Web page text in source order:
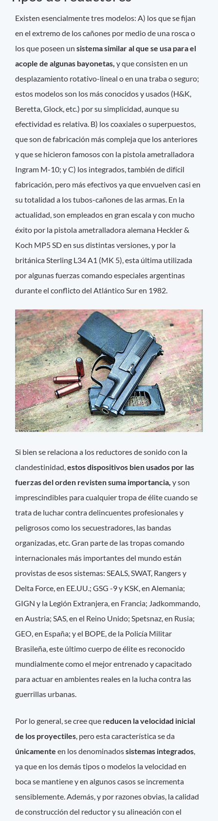
Existen esencialmente tres modelos: A) los que se fijan
en el extremo de los cañones por medio de una rosca o
los que poseen un sistema similar al que se usa para el
acople de algunas bayonetas,y que consisten en un
desplazamiento rotativo-lineal o en una traba o seguro;
estos modelos son los más conocidos y usados (H&K,
Beretta, Glock, etc.) por su simplicidad, aunque su
efectividad es relativa. B) los coaxiales o superpuestos,
que son de fabricación más compleja que los anteriores
y que se hicieron famosos con la pistola ametralladora
Ingram M-10; y C) los integrados, también de difícil
fabricación, pero más efectivos ya que envuelven casi en
su totalidad a los tubos-cañones de las armas. En la
actualidad, son empleados en gran escala y con mucho
éxito por la pistola ametralladora alemana Heckler &
Koch MP5 SD en sus distintas versiones, y por la
británica Sterling L34 A1 (MK 5), esta última utilizada
por algunas fuerzas comando especiales argentinas
durante el conflicto del Atlántico Sur en 1982.
Si bien se relaciona a los reductores de sonido con la
clandestinidad, estos dispositivos bien usados por las
fuerzas del orden revisten suma importancia, y son
imprescindibles para cualquier tropa de élite cuando se
trata de luchar contra delincuentes profesionales y
peligrosos como los secuestradores, las bandas
organizadas, etc. Gran parte de las tropas comando
internacionales más importantes del mundo están
provistas de esos sistemas: SEALS, SWAT, Rangers y
Delta Force, en EE.UU.; GSG -9 y KSK, en Alemania;
GIGN y la Legión Extranjera, en Francia; Jadkommando,
en Austria; SAS, en el Reino Unido; Spetsnaz, en Rusia;
GEO, en España; y el BOPE, de la Policía Militar
Brasileña, este último cuerpo de élite es reconocido
mundialmente como el mejor entrenado y capacitado
para actuar en ambientes reales en la lucha contra las
guerrillas urbanas.
Por lo general, se cree que reducen la velocidad inicial
de los proyectiles , pero esta característica se da
únicamenteen los denominadossistemas integrados
ya que en los demás tipos o modelos la velocidad en
boca se mantiene y en algunos casos se incrementa
sensiblemente. Además, y por razones obvias, la calidad
de construcción del reductor y su alineación con el